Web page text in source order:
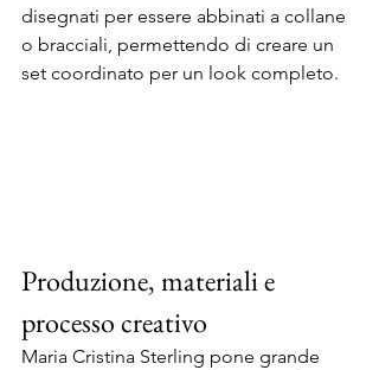
disegnati per essere abbinati a collane
o bracciali, permettendo di creare un
set coordinato per un look completo.
Produzione, materiali e
processo creativo
Maria Cristina Sterling pone grande